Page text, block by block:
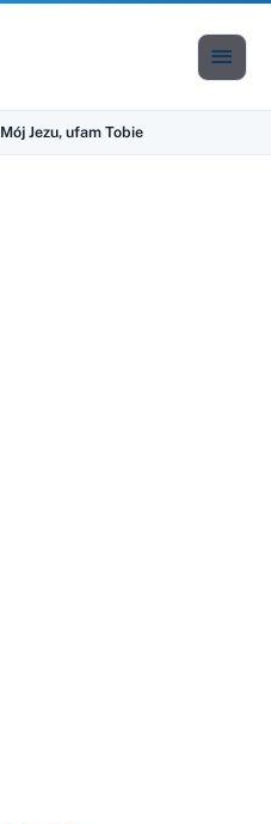

Mój Jezu, ufam Tobie